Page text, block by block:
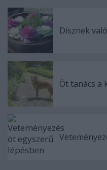
Dísznek
Öt tanács a